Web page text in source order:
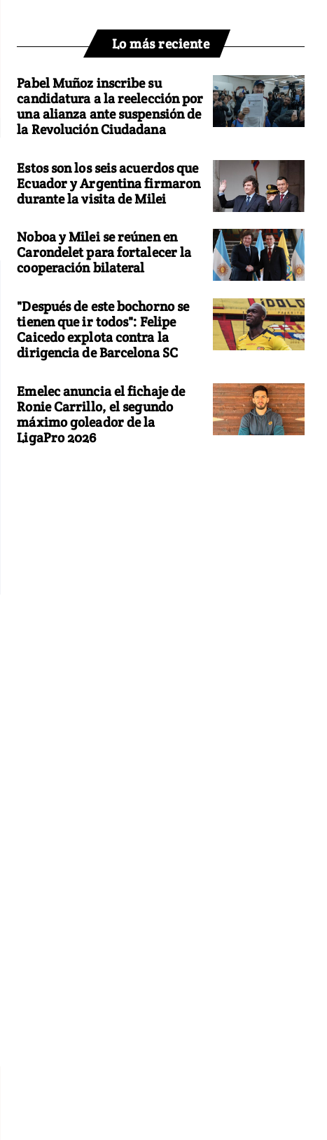
Lo más reciente
Pabel Muñoz inscribe su
candidatura a la reelección por
una alianza ante suspensión de
la Revolución Ciudadana
Estos son los seis acuerdos que
Ecuador y Argentina firmaron
durante la visita de Milei
Noboa y Milei se reúnen en
Carondelet para fortalecer la
cooperación bilateral
"Después de este bochorno se
tienen que ir todos": Felipe
Caicedo explota contra la
dirigencia de Barcelona SC
Emelec anuncia el fichaje de
Ronie Carrillo, el segundo
máximo goleador de la
LigaPro 2026